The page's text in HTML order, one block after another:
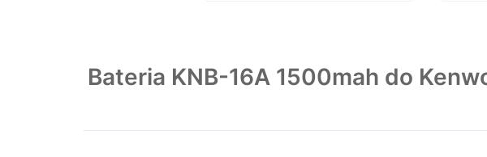
Bateria KNB-16A 1500mah do